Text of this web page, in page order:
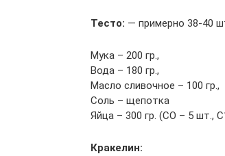
Тесто: — примерно 38-40
Мука – 200 гр.,
Вода – 180 гр.,
Масло сливочное – 100 гр.,
Соль – щепотка
Яйца – 300 гр. (СО – 5 шт.,
Кракелин: